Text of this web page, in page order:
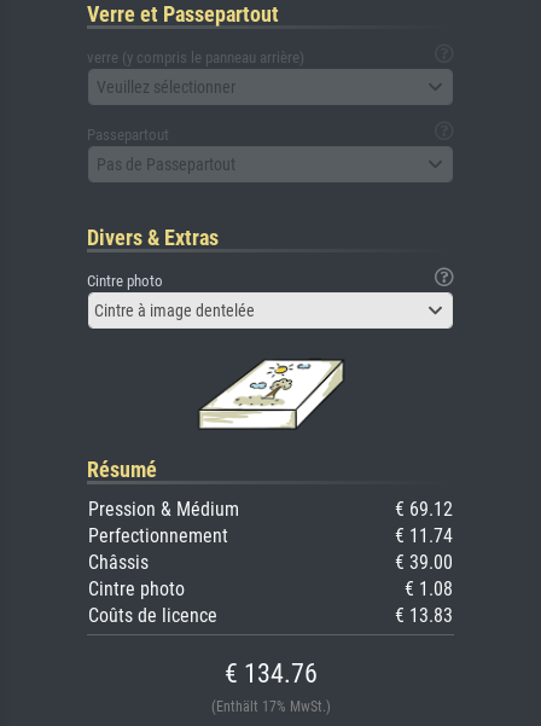
Verre et Passepartout
verre (y compris le panneau arrière)
Veuillez sélectionner
Passepartout
Pas de Passepartout
Divers & Extras
Cintre photo
Cintre à image dentelée
Résumé
Pression & Médium
€ 69.12
Perfectionnement
€ 11.74
Châssis
€ 39.00
Cintre photo
€ 1.08
Coûts de licence
€ 13.83
€ 134.76
(Enthält 17% MwSt.)